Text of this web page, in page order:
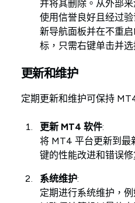
并将其删除。从外部
使用信誉良好且经过
新导航面板并在不重
标，只需右键单击并选
更新和维护
定期更新和维护可保持
更新 MT4 软件:
将 MT4 平台更新到最
键的性能改进和错误修
系统维护:
定期进行系统维护，